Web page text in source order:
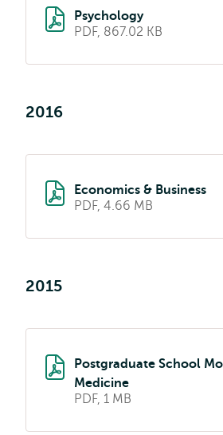
Psychology
PDF, 867.02 KB
2016
Economics & Business
PDF, 4.66 MB
2015
Postgraduate School
Medicine
PDF, 1 MB